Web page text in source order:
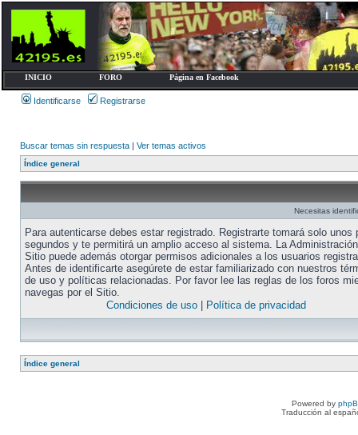
INICIO FORO Página en Facebook
Identificarse Registrarse
Buscar temas sin respuesta | Ver temas activos
Índice general
Necesitas
Para autenticarse debes estar registrado. Registrarte tomará solo unos
segundos y te permitirá un amplio acceso al sistema. La
Sitio puede además otorgar permisos adicionales a los usuarios
Antes de identificarte asegúrete de estar familiarizado con nuestros
de uso y políticas relacionadas. Por favor lee las reglas de los foros
navegas por el Sitio.
Condiciones de uso| Política de privacidad
Índice general
Powered by
Traducción al